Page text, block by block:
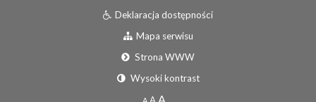
Deklaracja dostępności
Mapa serwisu
Strona WWW
Wysoki kontrast